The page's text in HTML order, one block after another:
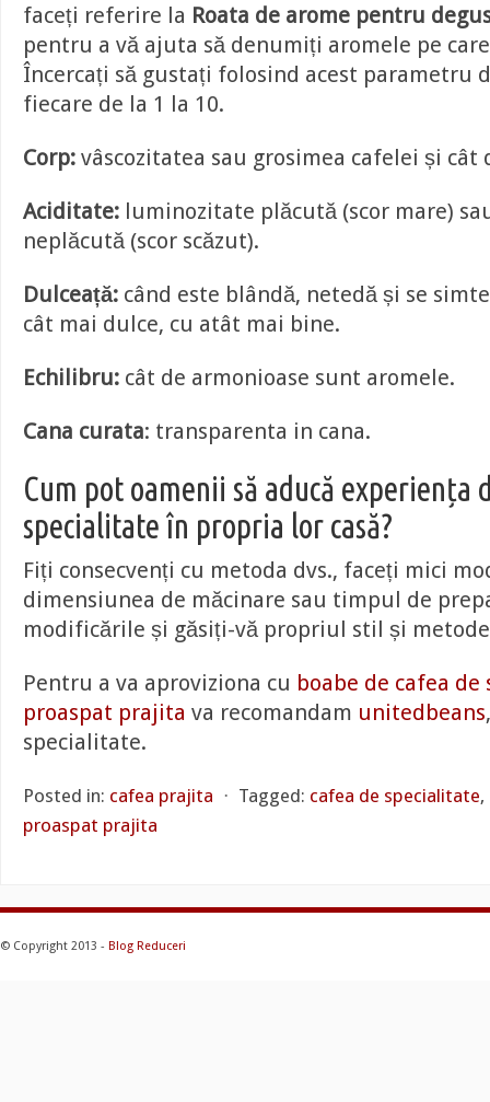
faceți referire la Roata de arome pentru
pentru a vă ajuta să denumiți aromele pe
Încercați să gustați folosind acest parametru
fiecare de la 1 la 10.
Corp: vâscozitatea sau grosimea cafelei și cât
Aciditate: luminozitate plăcută (scor mare)
neplăcută (scor scăzut).
Dulceață: când este blândă, netedă și se
cât mai dulce, cu atât mai bine.
Echilibru: cât de armonioase sunt aromele.
Cana curata: transparenta in cana.
Cum pot oamenii să aducă experiența
specialitate în propria lor casă?
Fiți consecvenți cu metoda dvs., faceți mici
dimensiunea de măcinare sau timpul de
modificările și găsiți-vă propriul stil și
Pentru a va aproviziona cu boabe de cafea
proaspat prajita va recomandam unitedbeans
specialitate.
Posted in: cafea prajita ⋅ Tagged: cafea de specialitate,
proaspat prajita
© Copyright 2013 - Blog Reduceri